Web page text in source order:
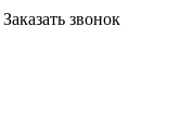
Заказать звонок